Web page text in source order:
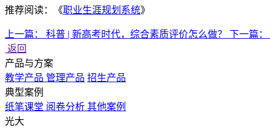
推荐阅读：《职业生涯规划系统》
上一篇： 科普 | 新高考时代，综合素质评价怎么做？ 下一篇：
返回
产品与方案
教学产品 管理产品 招生产品
典型案例
纸笔课堂 阅卷分析 其他案例
光大